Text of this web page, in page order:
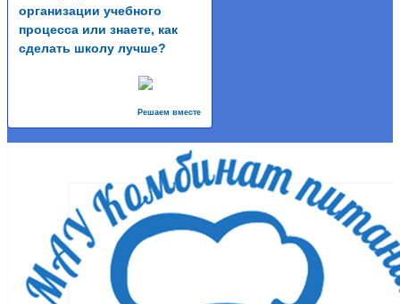
организации учебного
процесса или знаете, как
сделать школу лучше?
Решаем вместе